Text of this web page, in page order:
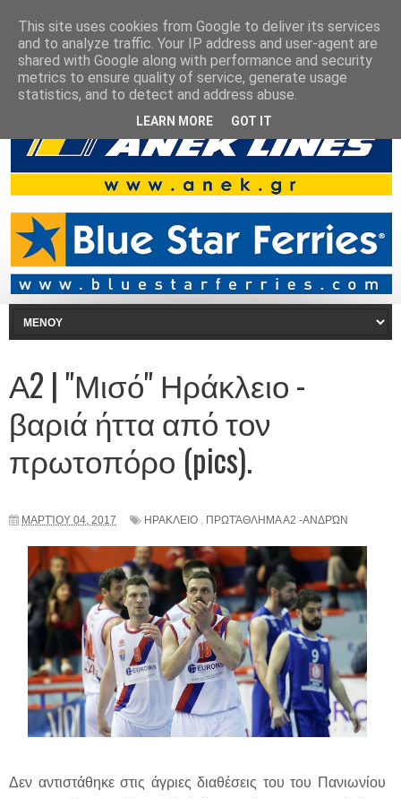
Α2 | "Μισό" Ηράκλειο -
βαριά ήττα από τον
πρωτοπόρο (pics).
ΜΑΡΤΊΟΥ 04, 2017 ΗΡΑΚΛΕΙΟ , ΠΡΩΤΆΘΛΗΜΑ Α2 -ΑΝΔΡΏΝ
Δεν αντιστάθηκε στις άγριες διαθέσεις του του Πανιωνίου
This site uses cookies from Google to deliver its services
and to analyze traffic. Your IP address and user-agent are
shared with Google along with performance and security
metrics to ensure quality of service, generate usage
statistics, and to detect and address abuse.
LEARN MORE GOT IT